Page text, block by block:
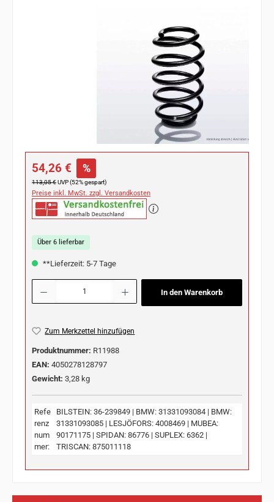
Verkaufspreis:
54,26 € %
Regulärer Preis:
113,05 €UVP (52% gespart)
Preise inkl. MwSt. zzgl. Versandkosten
Über 6 lieferbar
**Lieferzeit: 5-7 Tage
Produkt Anzahl: Gib den gewünschten Wert ein oder benutze die Schaltflächen
In den Warenkorb
Zum Merkzettel hinzufügen
Produktnummer: R11988
EAN: 4050278128797
Gewicht: 3,28 kg
Refe
renz
num
mer:
BILSTEIN: 36-239849 | BMW: 31331093084 | BMW:
31331093085 | LESJÖFORS: 4008469 | MUBEA:
90171175 | SPIDAN: 86776 | SUPLEX: 6362 |
TRISCAN: 875011118